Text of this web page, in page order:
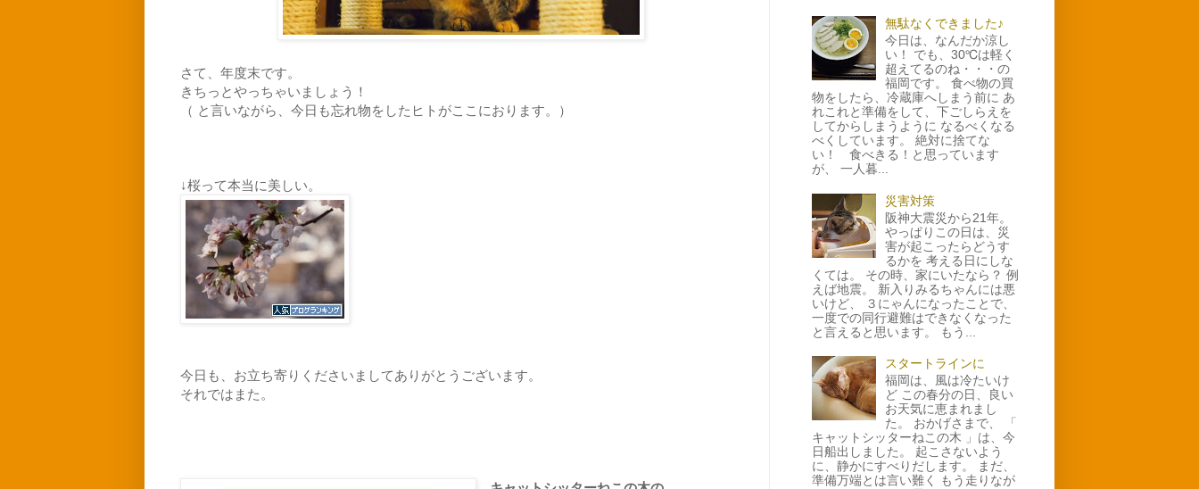
さて、年度末です。
きちっとやっちゃいましょう！
（ と言いながら、今日も忘れ物をしたヒトがここにおります。）
↓桜って本当に美しい。
今日も、お立ち寄りくださいましてありがとうございます。
それではまた。
無駄なくできました♪
今日は、なんだか涼し
い！ でも、30℃は軽く
超えてるのね・・・の
福岡です。 食べ物の買
物をしたら、冷蔵庫へしまう前に あ
れこれと準備をして、下ごしらえを
してからしまうように なるべくなる
べくしています。 絶対に捨てな
い！ 食べきる！と思っています
が、 一人暮...
災害対策
阪神大震災から21年。
やっぱりこの日は、災
害が起こったらどうす
るかを 考える日にしな
くては。 その時、家にいたなら？ 例
えば地震。 新入りみるちゃんには悪
いけど、 ３にゃんになったことで、
一度での同行避難はできなくなった
と言えると思います。 もう...
スタートラインに
福岡は、風は冷たいけ
ど この春分の日、良い
お天気に恵まれまし
た。 おかげさまで、 「
キャットシッターねこの木 」は、今
日船出しました。 起こさないよう
に、静かにすべりだします。 まだ、
準備万端とは言い難く もう走りなが